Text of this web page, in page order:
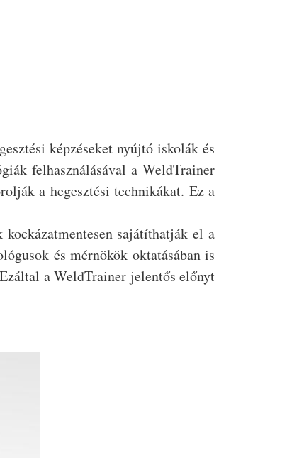
képzéseket nyújtó iskolák és
felhasználásával a WeldTrainer
a hegesztési technikákat. Ez a
sajátíthatják el a
és mérnökök oktatásában is
a WeldTrainer jelentős előnyt